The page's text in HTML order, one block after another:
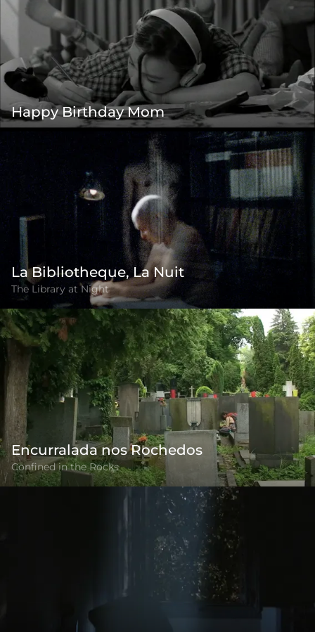
Happy Birthday Mom
La Bibliotheque, La Nuit
The Library at Night
Encurralada nos Rochedos
Confined in the Rocks